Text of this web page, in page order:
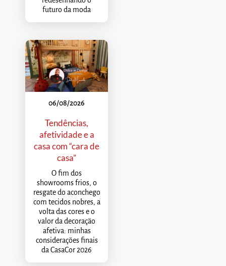
futuro da moda
06/08/2026
Tendências,
afetividade e a
casa com “cara de
casa”
O fim dos
showrooms frios, o
resgate do aconchego
com tecidos nobres, a
volta das cores e o
valor da decoração
afetiva: minhas
considerações finais
da CasaCor 2026